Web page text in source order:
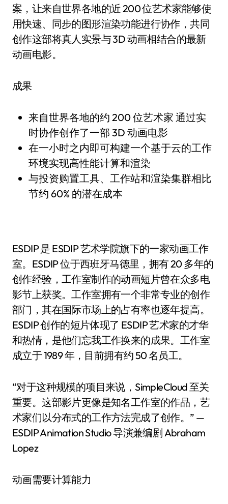
案，让来自世界各地的近 200 位艺术家能够使
用快速、同步的图形渲染功能进行协作，共同
创作这部将真人实景与 3D 动画相结合的最新
动画电影。
成果
来自世界各地的约 200 位艺术家 通过实
时协作创作了一部 3D 动画电影
在一小时之内即可构建一个基于云的工作
环境实现高性能计算和渲染
与投资购置工具、工作站和渲染集群相比
节约 60% 的潜在成本
ESDIP 是 ESDIP 艺术学院旗下的一家动画工作
室。ESDIP 位于西班牙马德里，拥有 20 多年的
创作经验，工作室制作的动画短片曾在众多电
影节上获奖。工作室拥有一个非常专业的创作
部门，其在国际市场上的占有率也逐年提高。
ESDIP 创作的短片体现了 ESDIP 艺术家的才华
和热情，是他们忘我工作换来的成果。工作室
成立于 1989 年，目前拥有约 50 名员工。
“对于这种规模的项目来说，SimpleCloud 至关
重要。这部影片更像是知名工作室的作品，艺
术家们以分布式的工作方法完成了创作。” —
ESDIP Animation Studio 导演兼编剧 Abraham
Lopez
动画需要计算能力